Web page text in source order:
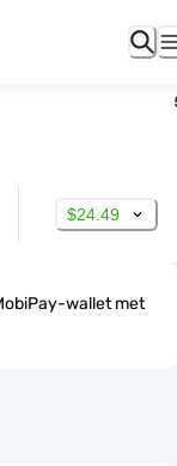
$24.49
wallet met